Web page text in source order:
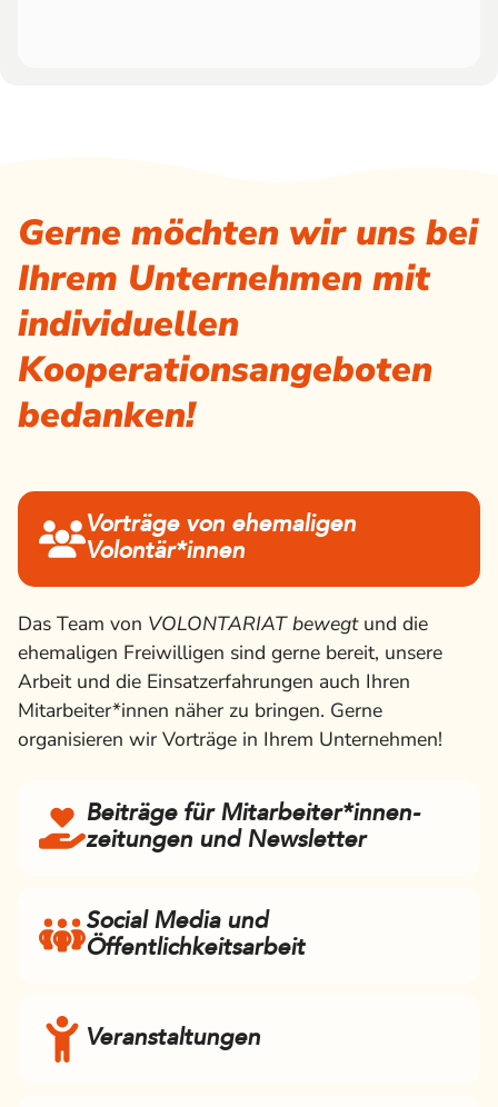
Gerne möchten wir uns bei
Ihrem Unternehmen mit
individuellen
Kooperations­angeboten
bedanken!
Vorträge von ehemaligen
Volontär*innen
Beiträge für Mitarbeiter*innen­
zeitungen und Newsletter
Social Media und
Öffentlichkeitsarbeit
Veranstaltungen
Das Team von VOLONTARIAT bewegtund die
ehemaligen Freiwilligen sind gerne bereit, unsere
Arbeit und die Einsatzerfahrungen auch Ihren
Mitarbeiter*innen näher zu bringen. Gerne
organisieren wir Vorträge in Ihrem Unternehmen!